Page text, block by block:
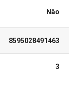
Não
8595028491463
3